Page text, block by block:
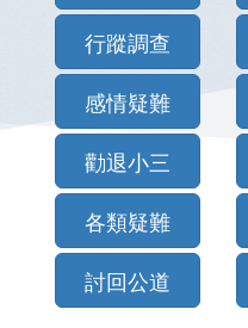
行蹤調查
感情疑難
勸退小三
各類疑難
討回公道